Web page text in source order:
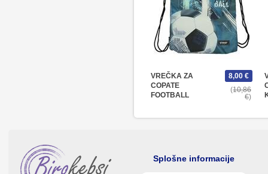
VREČKA ZA
COPATE
FOOTBALL
10,86
€
8,00 €
Splošne informacije